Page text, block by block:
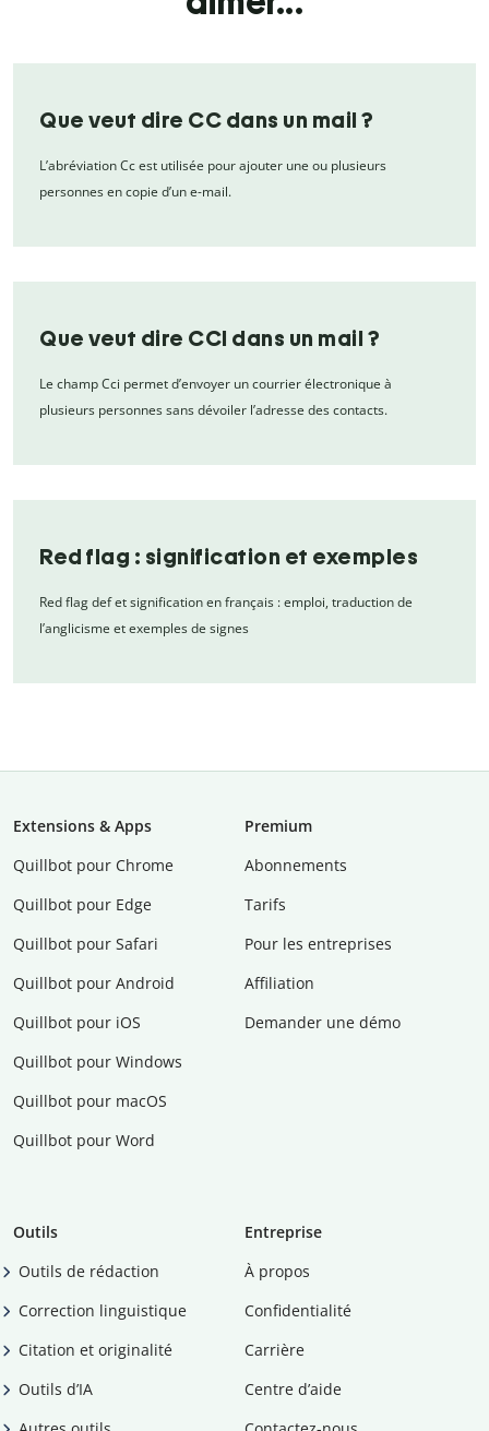
Que veut dire CC dans un mail ?
L’abréviation Cc est utilisée pour ajouter une ou plusieurs
personnes en copie d’un e-mail.
Que veut dire CCI dans un mail ?
Le champ Cci permet d’envoyer un courrier électronique à
plusieurs personnes sans dévoiler l’adresse des contacts.
Red flag : signification et exemples
Red flag def et signification en français : emploi, traduction de
l’anglicisme et exemples de signes
Extensions & Apps
Quillbot pour Chrome
Quillbot pour Edge
Quillbot pour Safari
Quillbot pour Android
Quillbot pour iOS
Quillbot pour Windows
Quillbot pour macOS
Quillbot pour Word
Premium
Abonnements
Tarifs
Pour les entreprises
Affiliation
Demander une démo
Outils
Outils de rédaction
Correction linguistique
Citation et originalité
Outils d’IA
Entreprise
À propos
Confidentialité
Carrière
Centre d’aide